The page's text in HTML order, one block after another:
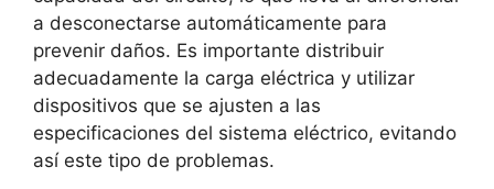
a desconectarse automáticamente para
prevenir daños. Es importante distribuir
adecuadamente la carga eléctrica y utilizar
dispositivos que se ajusten a las
especificaciones del sistema eléctrico, evitando
así este tipo de problemas.